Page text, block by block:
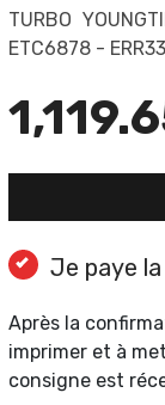
TURBO
ETC6878 -
Je paye
Après la
imprimer et à
consigne est